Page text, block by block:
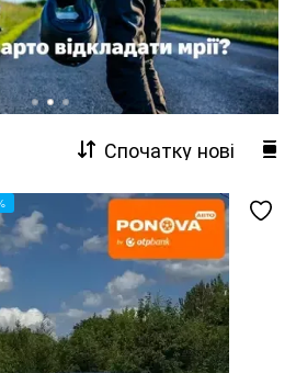
Спочатку нові